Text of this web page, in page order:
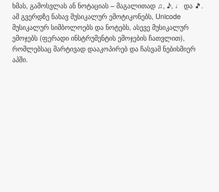
ხმას, გამოსვლას ან ნოტაციას – მაგალითად ♫, ♪, ♩ და 🎵.
ამ გვერდზე ნახავ მუსიკალურ ემოტიკონებს, Unicode
მუსიკალურ სიმბოლოებს და ნოტებს, ასევე მუსიკალურ
ემოჯებს (ფერადი ინსტრუმენტის ემოჯების ჩათვლით),
რომლებსაც მარტივად დააკოპირებ და ჩასვამ ნებისმიერ
აპში.